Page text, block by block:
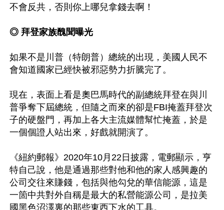
不會反共，否則你上哪兒拿錢去啊！
◎ 拜登家族醜聞曝光
如果不是川普（特朗普）總統的出現，美國人民不
會知道國家已經快被邪惡勢力折騰完了。
現在，表面上看是奧巴馬時代的副總統拜登在與川
普爭奪下屆總統，但隨之而來的卻是FBI掩蓋拜登次
子的硬盤門，再加上各大主流媒體幫忙掩蓋，於是
一個個證人站出來，好戲就開演了。
《紐約郵報》2020年10月22日披露，電郵顯示，亨
特自己說，他是通過那些對他和他的家人感興趣的
公司交往來賺錢，包括與他勾兌的華信能源，這是
一箇中共對外自稱是最大的私營能源公司，是拉美
國黑色沼澤裏的那些東西下水的工具。